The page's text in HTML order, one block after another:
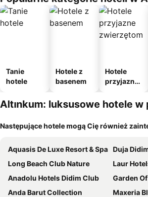
Tanie
hotele
Hotele z
basenem
Hotele
przyjazne
m
Altınkum: luksusowe hotele w
Następujące hotele mogą Cię również
Aquasis De Luxe Resort & Spa Duja
Long Beach Club Nature
Laur Hotels
Anadolu Hotels Didim Club
Garden
Anda Barut Collection
Maxeria